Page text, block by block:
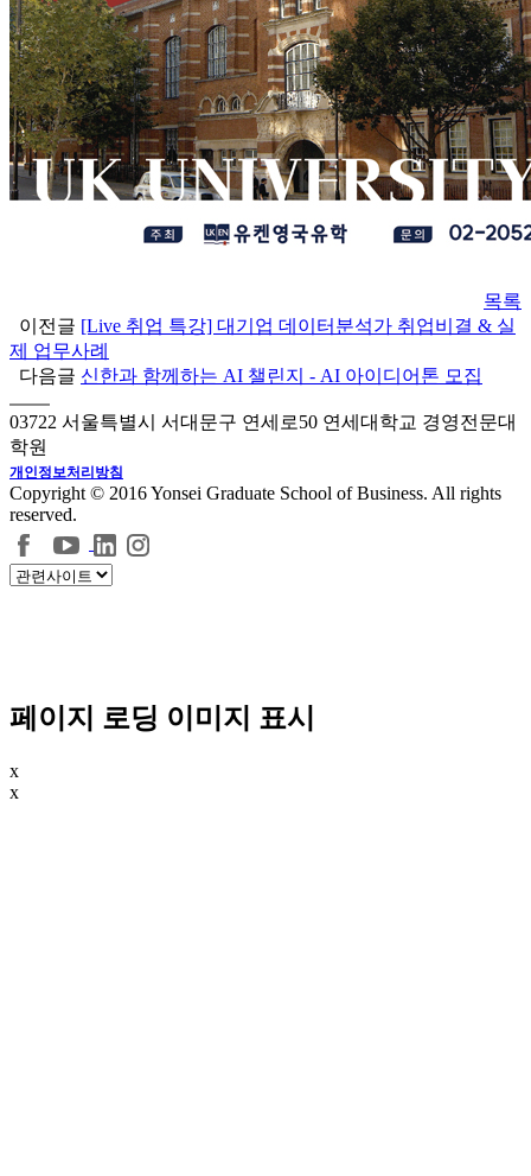
목록
이전글 [Live 취업 특강] 대기업 데이터분석가 취업비결 & 실
제 업무사례
다음글 신한과 함께하는 AI 챌린지 - AI 아이디어톤 모집
03722 서울특별시 서대문구 연세로50 연세대학교 경영전문대
학원
개인정보처리방침
Copyright © 2016 Yonsei Graduate School of Business. All rights
reserved.
페이지 로딩 이미지 표시
x
x